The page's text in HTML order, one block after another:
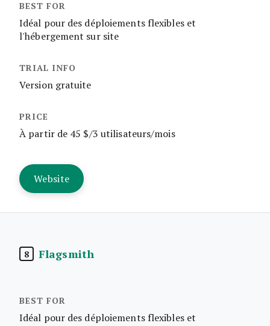
Idéal pour des déploiements flexibles et
l'hébergement sur site
Version gratuite
À partir de 45 $/3 utilisateurs/mois
Website
8 Flagsmith
Idéal pour des déploiements flexibles et